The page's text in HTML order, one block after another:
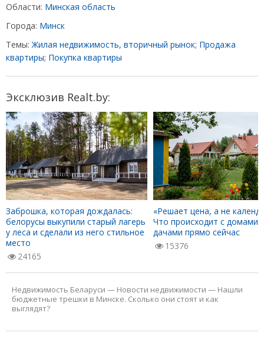
Области: Минская область
Города: Минск
Темы: Жилая недвижимость, вторичный рынок; Продажа
квартиры; Покупка квартиры
Эксклюзив Realt.by:
Заброшка, которая дождалась:
белорусы выкупили старый лагерь
у леса и сделали из него стильное
место
24165
«Решает цена, а не
Что происходит с домами
дачами прямо сейчас
15376
Недвижимость Беларуси — Новости недвижимости — Нашли
бюджетные трешки в Минске. Сколько они стоят и как
выглядят?